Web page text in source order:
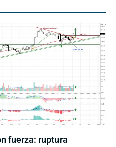
fuerza: ruptura